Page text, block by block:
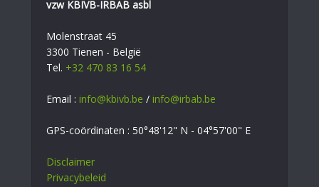
vzw KBIVB-IRBAB asbl
Molenstraat 45
3300 Tienen - België
Tel. +32 470 83 16 54
Email : info@kbivb.be / info@irbab.be
GPS-coördinaten : 50°48'12" N - 04°57'00" E
Disclaimer
Privacybeleid